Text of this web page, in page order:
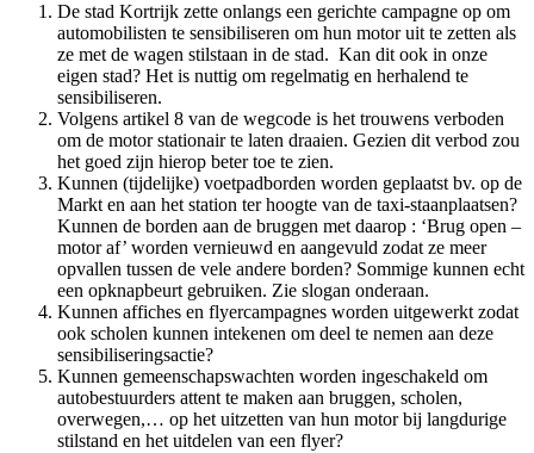
De stad Kortrijk zette onlangs een gerichte campagne op om
automobilisten te sensibiliseren om hun motor uit te zetten als
ze met de wagen stilstaan in de stad. Kan dit ook in onze
eigen stad? Het is nuttig om regelmatig en herhalend te
sensibiliseren.
Volgens artikel 8 van de wegcode is het trouwens verboden
om de motor stationair te laten draaien. Gezien dit verbod zou
het goed zijn hierop beter toe te zien.
Kunnen (tijdelijke) voetpadborden worden geplaatst bv. op de
Markt en aan het station ter hoogte van de taxi-staanplaatsen?
Kunnen de borden aan de bruggen met daarop : ‘Brug open –
motor af’ worden vernieuwd en aangevuld zodat ze meer
opvallen tussen de vele andere borden? Sommige kunnen echt
een opknapbeurt gebruiken. Zie slogan onderaan.
Kunnen affiches en flyercampagnes worden uitgewerkt zodat
ook scholen kunnen intekenen om deel te nemen aan deze
sensibiliseringsactie?
Kunnen gemeenschapswachten worden ingeschakeld om
autobestuurders attent te maken aan bruggen, scholen,
overwegen,… op het uitzetten van hun motor bij langdurige
stilstand en het uitdelen van een flyer?